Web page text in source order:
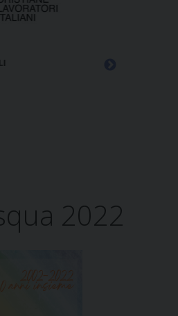
2022